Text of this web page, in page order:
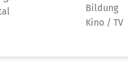
Bildung
Kino / TV